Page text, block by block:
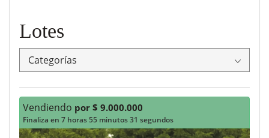
Lotes
Categorías
Vendiendo por $ 9.000.000
Finaliza en 7 horas 55 minutos 29 segundos